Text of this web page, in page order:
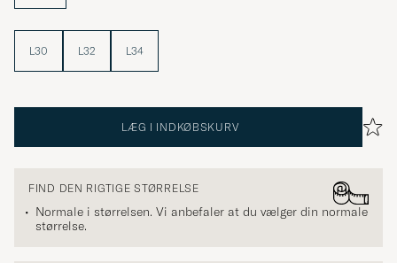
L30 L32 L34
LÆG I INDKØBSKURV
FIND DEN RIGTIGE STØRRELSE
Normale i størrelsen. Vi anbefaler at du vælger din normale
størrelse.